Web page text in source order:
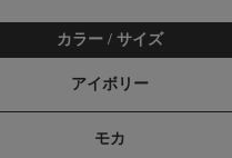
カラー / サイズ
アイボリー
モカ